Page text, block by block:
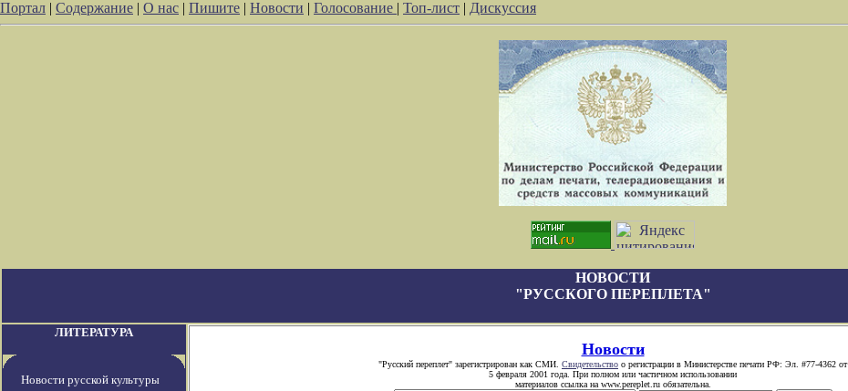
Портал | Содержание | О нас | Пишите | Новости | Голосование | Топ-лист | Дискуссия
НОВОСТИ
"РУССКОГО ПЕРЕПЛЕТА"
ЛИТЕРАТУРА
Новости русской культуры
Новости
"Русский переплет" зарегистрирован как СМИ. Свидетельство о регистрации в Министерстве печати РФ: Эл. #77-4362 от
5 февраля 2001 года. При полном или частичном использовании
материалов ссылка на www.pereplet.ru обязательна.